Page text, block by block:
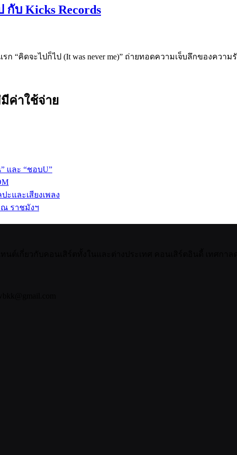
บ Kicks Records
ก “คิดจะไปก็ไป (It was never me)” ถ่ายทอดความเจ็บลึกของควา
ค่าใช้จ่าย
และ “ชอบU”
ะและเสียงเพลง
ณ ราชมังฯ